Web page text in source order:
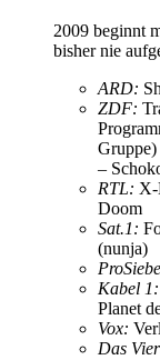
2009 beginnt
bisher nie
ARD:
ZDF:
Gruppe)
–
RTL: X-
Doom
Sat.1:
(nunja)
Kabel 1:
Planet
Vox:
Das